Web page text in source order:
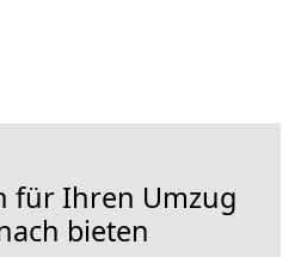
für Ihren Umzug
bieten